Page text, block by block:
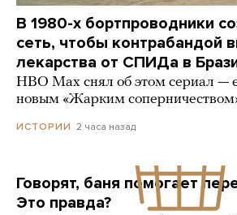
В 1980-х бортпроводники
сеть, чтобы контрабандой
лекарства от СПИДа в
HBO Max снял об этом сериал —
новым «Жарким
ИСТОРИИ 2 часа назад
Говорят, баня помогает
Это правда?